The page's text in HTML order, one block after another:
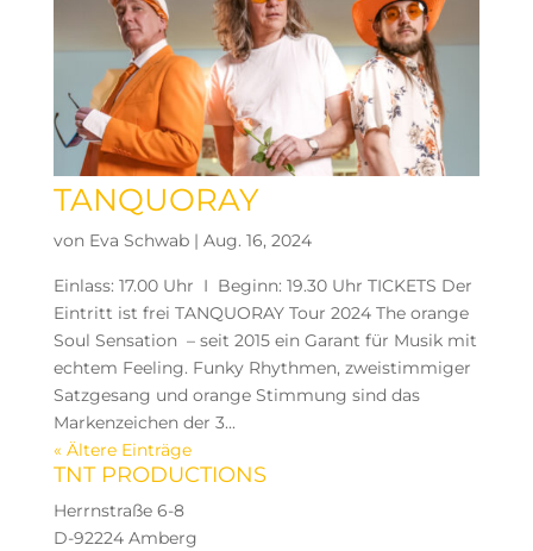
TANQUORAY
von Eva Schwab| Aug. 16, 2024
Einlass: 17.00 Uhr I Beginn: 19.30 Uhr TICKETS Der
Eintritt ist frei TANQUORAY Tour 2024 The orange
Soul Sensation – seit 2015 ein Garant für Musik mit
echtem Feeling. Funky Rhythmen, zweistimmiger
Satzgesang und orange Stimmung sind das
Markenzeichen der 3...
« Ältere Einträge
TNT PRODUCTIONS
Herrnstraße 6-8
D-92224 Amberg